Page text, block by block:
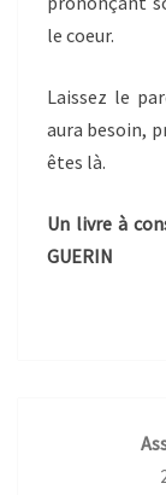
le coeur.
Laissez le
aura besoin,
êtes là.
Un livre à
GUERIN